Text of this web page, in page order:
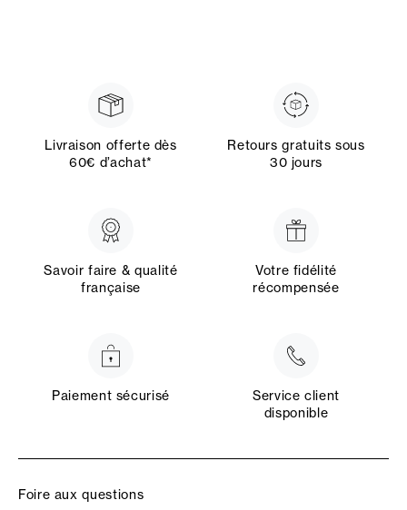
Livraison offerte dès
60€ d’achat*
Retours gratuits sous
30 jours
Savoir faire & qualité
française
Votre fidélité
récompensée
Paiement sécurisé
Service client
disponible
Foire aux questions